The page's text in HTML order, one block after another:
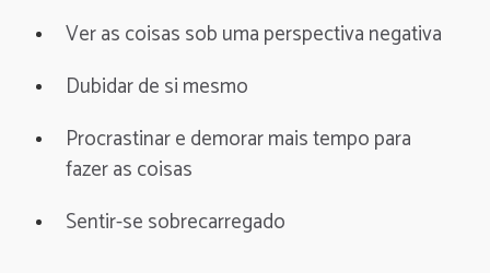
Ver as coisas sob uma perspectiva negativa
Dubidar de si mesmo
Procrastinar e demorar mais tempo para
fazer as coisas
Sentir-se sobrecarregado